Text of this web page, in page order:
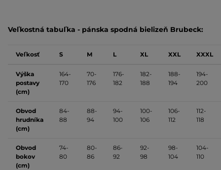
Veľkostná tabuľka - pánska spodná bielizeň Brubeck:
Veľkosť S M L XL XXL XXXL
Výška
postavy
(cm)
164-
170
70-
176
176-
182
182-
188
188-
194
194-
200
Obvod
hrudníka
(cm)
84-
88
88-
94
94-
100
100-
106
106-
112
112-
118
Obvod
bokov
(cm)
74-
80
80-
86
86-
92
92-
98
98-
104
104-
110